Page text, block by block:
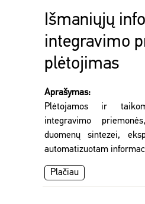
Išmaniųjų
integravimo
plėtojimas
Aprašymas:
Plėtojamos ir
integravimo
duomenų sintezei,
automatizuotam
Plačiau